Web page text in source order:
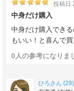
投稿日
中身だけ購入
中身だけ購入でき
もいい！と喜んで買
0人の参考になりま
ひろさん (29)